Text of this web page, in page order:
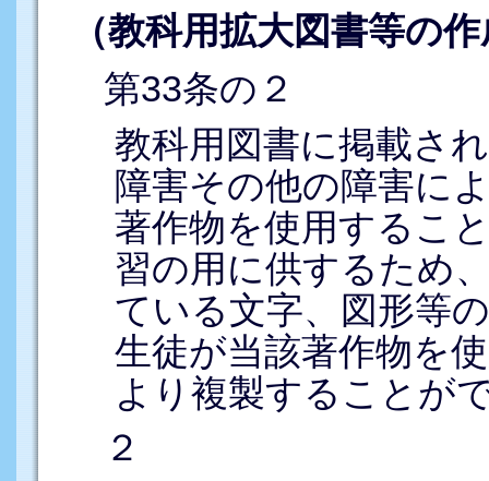
（教科用拡大図書等の
第33条の２
教科用図書に掲載さ
障害その他の障害に
著作物を使用するこ
習の用に供するため
ている文字、図形等
生徒が当該著作物を
より複製することが
２